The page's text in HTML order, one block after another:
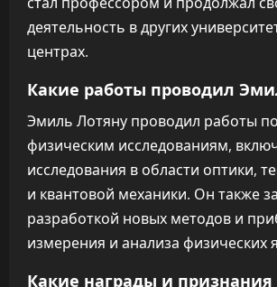
деятельность в других
центрах.
Какие работы проводил
Эмиль Лотяну проводил работы
физическим исследованиям,
исследования в области оптики,
и квантовой механики. Он также
разработкой новых методов и
измерения и анализа физических
Какие награды и